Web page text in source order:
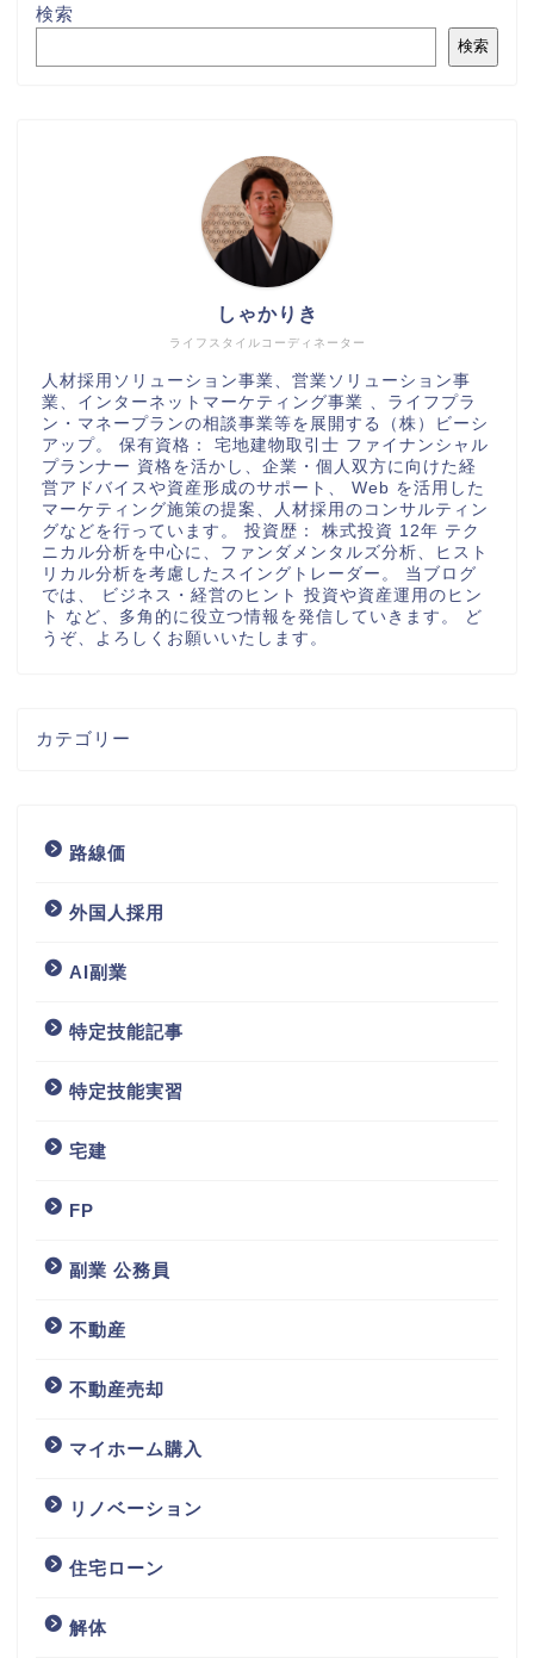
検索
検索
ライフスタイルコーディネーター
しゃかりき
人材採用ソリューション事業、営業ソリューション事
業、インターネットマーケティング事業 、ライフプラ
ン・マネープランの相談事業等を展開する（株）ビーシ
アップ。 保有資格： 宅地建物取引士 ファイナンシャル
プランナー 資格を活かし、企業・個人双方に向けた経
営アドバイスや資産形成のサポート、 Web を活用した
マーケティング施策の提案、人材採用のコンサルティン
グなどを行っています。 投資歴： 株式投資 12年 テク
ニカル分析を中心に、ファンダメンタルズ分析、ヒスト
リカル分析を考慮したスイングトレーダー。 当ブログ
では、 ビジネス・経営のヒント 投資や資産運用のヒン
ト など、多角的に役立つ情報を発信していきます。 ど
うぞ、よろしくお願いいたします。
カテゴリー
路線価
外国人採用
AI副業
特定技能記事
特定技能実習
宅建
FP
副業 公務員
不動産
不動産売却
マイホーム購入
リノベーション
住宅ローン
解体